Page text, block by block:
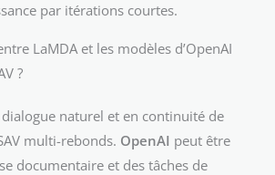
par itérations courtes.
LaMDA et les modèles d’OpenAI
?
dialogue naturel et en continuité de
multi-rebonds. OpenAI peut être
documentaire et des tâches de